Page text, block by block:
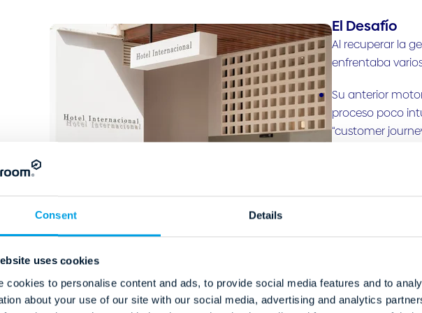
Consent Details
uses cookies
cookies to personalise content and ads, to provide social media features and to
about your use of our site with our social media, advertising and analytics
El Desafío
Al recuperar la
enfrentaba
Su anterior
proceso poco
“customer
Falta de datos
experiencia del